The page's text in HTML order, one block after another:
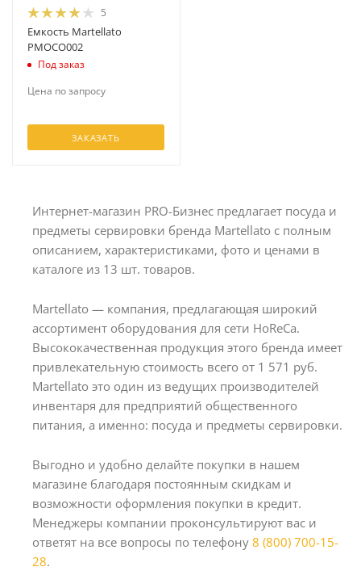
5
Емкость Martellato
PMOCO002
Под заказ
Цена по запросу
ЗАКАЗАТЬ
Интернет-магазин PRO-Бизнес предлагает посуда и
предметы сервировки бренда Martellato с полным
описанием, характеристиками, фото и ценами в
каталоге из 13 шт. товаров.
Martellato — компания, предлагающая широкий
ассортимент оборудования для сети HoReCa.
Высококачественная продукция этого бренда имеет
привлекательную стоимость всего от 1 571 руб.
Martellato это один из ведущих производителей
инвентаря для предприятий общественного
питания, а именно: посуда и предметы сервировки.
Выгодно и удобно делайте покупки в нашем
магазине благодаря постоянным скидкам и
возможности оформления покупки в кредит.
Менеджеры компании проконсультируют вас и
ответят на все вопросы по телефону 8 (800) 700-15-
28.